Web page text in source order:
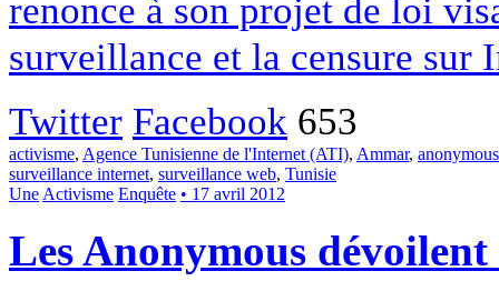
renonce à son projet de loi
surveillance et la censure sur
Twitter Facebook 653
activisme, Agence Tunisienne de l'Internet (ATI), Ammar, anonymous
surveillance internet, surveillance web, Tunisie
Une Activisme Enquête • 17 avril 2012
Les Anonymous